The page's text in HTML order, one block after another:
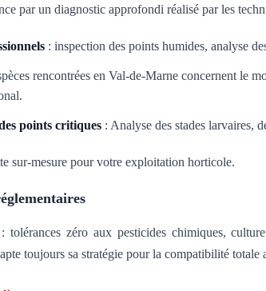
par un diagnostic approfondi réalisé par les
: inspection des points humides, analyse
rencontrées en Val-de-Marne concernent le
points critiques : Analyse des stades larvaires,
sur-mesure pour votre exploitation horticole.
tolérances zéro aux pesticides chimiques,
toujours sa stratégie pour la compatibilité